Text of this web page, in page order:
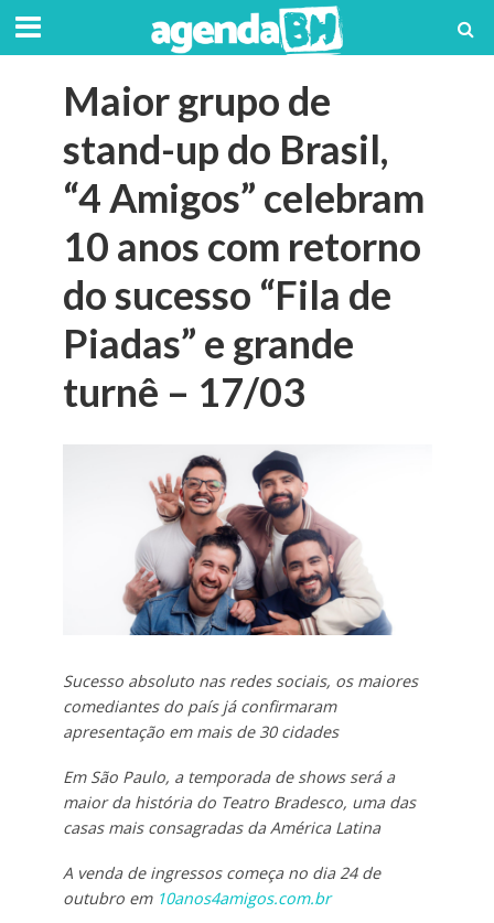
Maior grupo de
stand-up do Brasil,
“4 Amigos” celebram
10 anos com retorno
do sucesso “Fila de
Piadas” e grande
turnê – 17/03
Sucesso absoluto nas redes sociais, os maiores
comediantes do país já confirmaram
apresentação em mais de 30 cidades
Em São Paulo, a temporada de shows será a
maior da história do Teatro Bradesco, uma das
casas mais consagradas da América Latina
A venda de ingressos começa no dia 24 de
outubro em 10anos4amigos.com.br